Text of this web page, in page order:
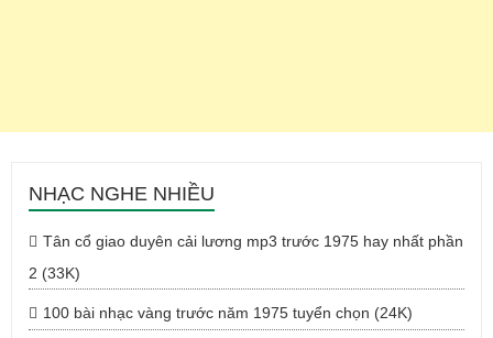
NHẠC NGHE NHIỀU
Tân cổ giao duyên cải lương mp3 trước 1975 hay nhất phần
2 (33K)
100 bài nhạc vàng trước năm 1975 tuyển chọn (24K)